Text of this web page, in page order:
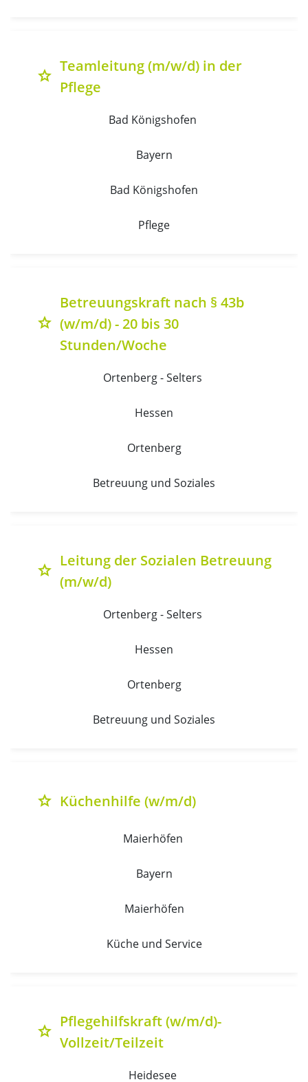
grade
Teamleitung (m/w/d) in der
Pflege
Bad Königshofen
Bayern
Bad Königshofen
Pflege
grade
Betreuungskraft nach § 43b
(w/m/d) - 20 bis 30
Stunden/Woche
Ortenberg - Selters
Hessen
Ortenberg
Betreuung und Soziales
grade
Leitung der Sozialen Betreuung
(m/w/d)
Ortenberg - Selters
Hessen
Ortenberg
Betreuung und Soziales
grade Küchenhilfe (w/m/d)
Maierhöfen
Bayern
Maierhöfen
Küche und Service
grade
Pflegehilfskraft (w/m/d)-
Vollzeit/Teilzeit
Heidesee